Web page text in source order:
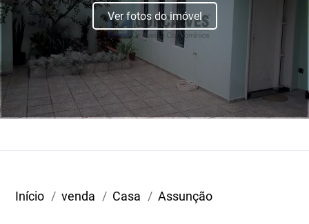
Ver fotos do imóvel
Início venda Casa Assunção